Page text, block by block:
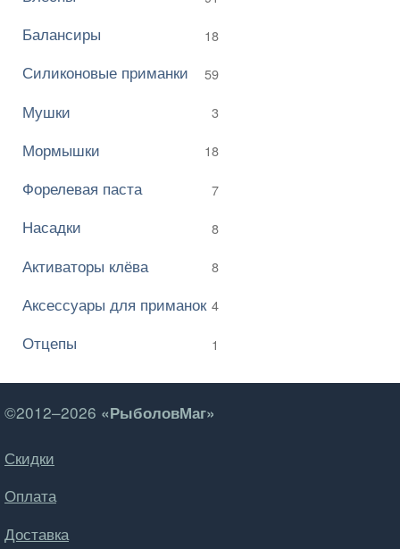
Балансиры 18
Силиконовые приманки 59
Мушки 3
Мормышки 18
Форелевая паста 7
Насадки 8
Активаторы клёва 8
Аксессуары для приманок 4
Отцепы 1
©2012–2026 «РыболовМаг»
Скидки
Оплата
Доставка